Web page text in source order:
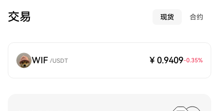
交易 现货 合约
WIF /USDT ¥ 0.9409-0.35%